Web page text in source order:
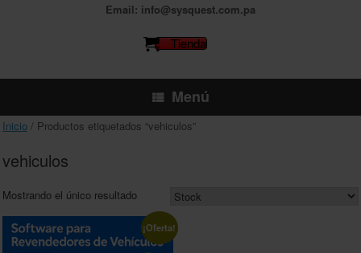
Email: info@sysquest.com.pa
Tienda
Menú
Inicio / Productos etiquetados “vehiculos”
vehiculos
Mostrando el único resultado
¡Oferta!